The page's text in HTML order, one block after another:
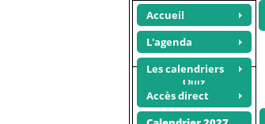
Accueil
L'agenda
Les calendriers
Accès direct
Quiz
21 décembre 1985
Recommander ce site